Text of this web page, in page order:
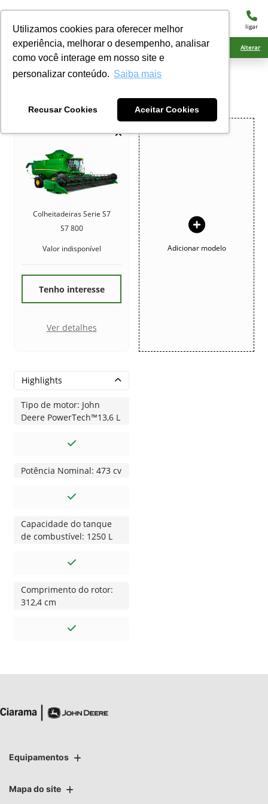
Utilizamos cookies para oferecer melhor
experiência, melhorar o desempenho, analisar
como você interage em nosso site e
personalizar conteúdo. Saiba mais
Recusar Cookies Aceitar Cookies
menu ligar
Ciarama Máquinas Naviraí Alterar
COMPARATIVO
Compare os seus veículos de interesse
Colheitadeiras Serie S7
S7 800
Valor indisponível
Tenho interesse
Ver detalhes
Adicionar modelo
Highlights
Tipo de motor: John
Deere PowerTech™13,6 L
Potência Nominal: 473 cv
Capacidade do tanque
de combustível: 1250 L
Comprimento do rotor:
312,4 cm
Equipamentos
Mapa do site